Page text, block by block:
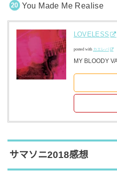
You Made Me Realise
LOVELESS
posted with カエレバ
MY BLOODY
サマソニ2018感想